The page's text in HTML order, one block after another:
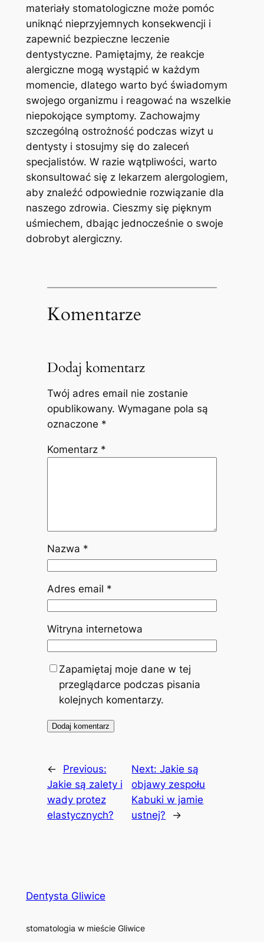
materiały stomatologiczne może pomóc
uniknąć​ nieprzyjemnych ⁢konsekwencji ⁢i
zapewnić bezpieczne leczenie⁣
dentystyczne. Pamiętajmy,⁤ że reakcje
alergiczne mogą wystąpić​ w każdym‍
momencie, dlatego warto być świadomym
swojego organizmu i reagować na wszelkie
niepokojące symptomy. ‍Zachowajmy
‍szczególną ostrożność podczas wizyt⁣ u
dentysty i stosujmy‍ się do zaleceń
specjalistów. W razie‍ wątpliwości, warto
skonsultować się z lekarzem alergologiem,
aby znaleźć‌ odpowiednie rozwiązanie​ dla
naszego zdrowia. ‍Cieszmy ⁢się⁢ pięknym⁤
uśmiechem,‌ dbając jednocześnie o swoje
dobrobyt​ alergiczny.
Komentarze
Dodaj komentarz
Twój adres email nie zostanie
opublikowany. Wymagane pola są
oznaczone *
Komentarz *
Nazwa *
Adres email *
Witryna internetowa
Zapamiętaj moje dane w tej
przeglądarce podczas pisania
kolejnych komentarzy.
←
Previous:
Jakie są zalety i
wady protez
elastycznych?
Next:Jakie są
objawy zespołu
Kabuki w jamie
ustnej?
→
Dentysta Gliwice
stomatologia w mieście Gliwice